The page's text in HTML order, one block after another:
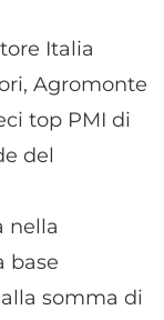
Italia
Agromonte
top PMI di
del
nella
base
somma di